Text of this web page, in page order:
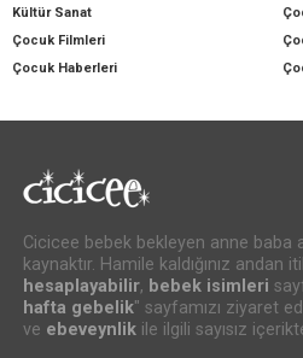
Kültür Sanat
Çocuk Filmleri
Çocuk Haberleri
Cicicee bebek bekleyen anne baba
kaynaktır. Hamile kaldığınız andan
hesaplayabilir, bebek isimleri
hafta gebelik" sayfamızı ziyaret
ve ebeveynlikile ilgili sayısız